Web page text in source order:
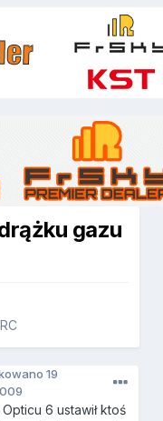
gazu
19
6 ustawił ktoś